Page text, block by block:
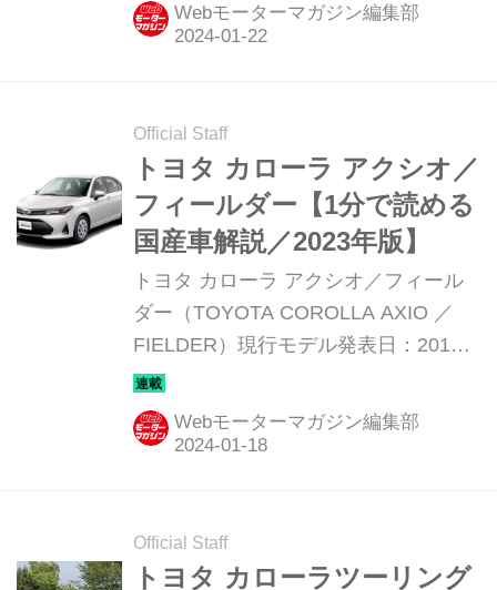
Webモーターマガジン編集部
Official Staff
トヨタ カローラ アクシオ／
フィールダー【1分で読める
国産車解説／2023年版】
トヨタ カローラ アクシオ／フィール
ダー（TOYOTA COROLLA AXIO ／
FIELDER）現行モデル発表日：2012
年5月11日車両価格：161万1600円〜
233万400円
Webモーターマガジン編集部
Official Staff
トヨタ カローラツーリング